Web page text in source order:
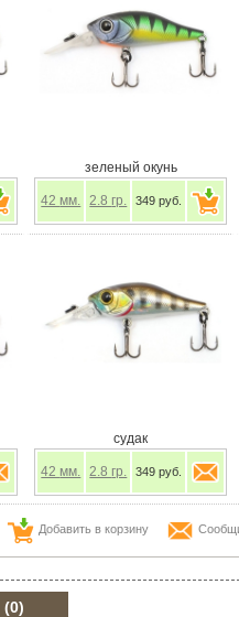
зеленый окунь
42 мм. 2.8 гр. 349 руб.
судак
42 мм. 2.8 гр. 349 руб.
Добавить в корзину
(0)